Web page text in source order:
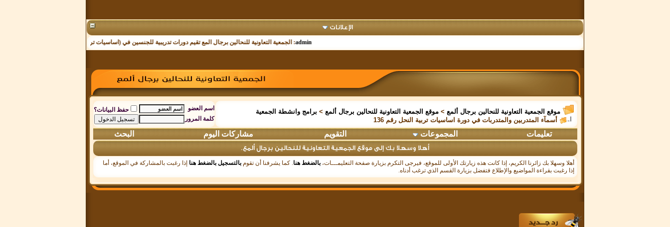
الإعلانات
الجمعية التعاونية للنحالين برجال المع تقيم دورات تدريبية للجنسين في (اساسيات تربية النحل) تحت اشراف فرع وزارة البيئة
موقع الجمعية التعاونية للنحالين برجال ألمع > موقع الجمعية التعاونية للنحالين برجال ألمع > برامج وانشطة الجمعية
أسمآء المتدربين والمتدربات في دورة اساسيات تربية النحل رقم 136
اسم العضو
حفظ البيانات؟
كلمة المرور
تعليمات المجموعات التقويم مشاركات اليوم البحث
أهلا وسهلا بك إلى موقع الجمعية التعاونية للنحالين برجال ألمع.
أهلا وسهلا بك زائرنا الكريم، إذا كانت هذه زيارتك الأولى للموقع، فيرجى التكرم بزيارة صفحة التعليمـــات، بالضغط هنا. كما يشرفنا أن تقوم بالتسجيل بالضغط هنا إذا رغبت بالمشاركة في الموقع، أما
إذا رغبت بقراءة المواضيع والإطلاع فتفضل بزيارة القسم الذي ترغب أدناه.